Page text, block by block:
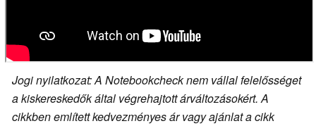
Jogi nyilatkozat: A Notebookcheck nem vállal felelősséget
a kiskereskedők által végrehajtott árváltozásokért. A
cikkben említett kedvezményes ár vagy ajánlat a cikk